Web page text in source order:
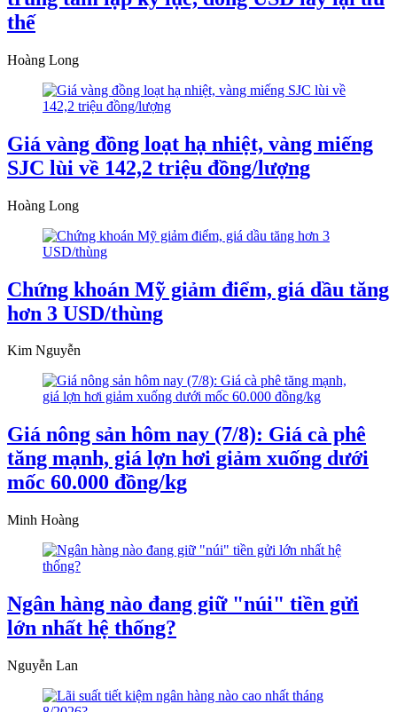
thế
Hoàng Long
Giá vàng đồng loạt hạ nhiệt, vàng miếng
SJC lùi về 142,2 triệu đồng/lượng
Hoàng Long
Chứng khoán Mỹ giảm điểm, giá dầu tăng
hơn 3 USD/thùng
Kim Nguyễn
Giá nông sản hôm nay (7/8): Giá cà phê
tăng mạnh, giá lợn hơi giảm xuống dưới
mốc 60.000 đồng/kg
Minh Hoàng
Ngân hàng nào đang giữ "núi" tiền gửi
lớn nhất hệ thống?
Nguyễn Lan